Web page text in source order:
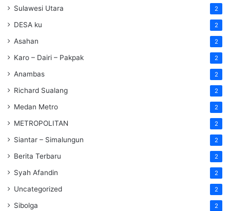
Sulawesi Utara 2
DESA ku 2
Asahan 2
Karo – Dairi – Pakpak 2
Anambas 2
Richard Sualang 2
Medan Metro 2
METROPOLITAN 2
Siantar – Simalungun 2
Berita Terbaru 2
Syah Afandin 2
Uncategorized 2
Sibolga 2